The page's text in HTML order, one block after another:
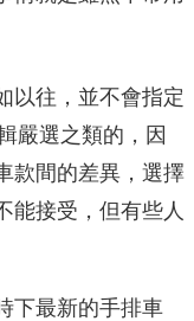
以往，並不會指定
嚴選之類的，因
款間的差異，選擇
能接受，但有些人
下最新的手排車